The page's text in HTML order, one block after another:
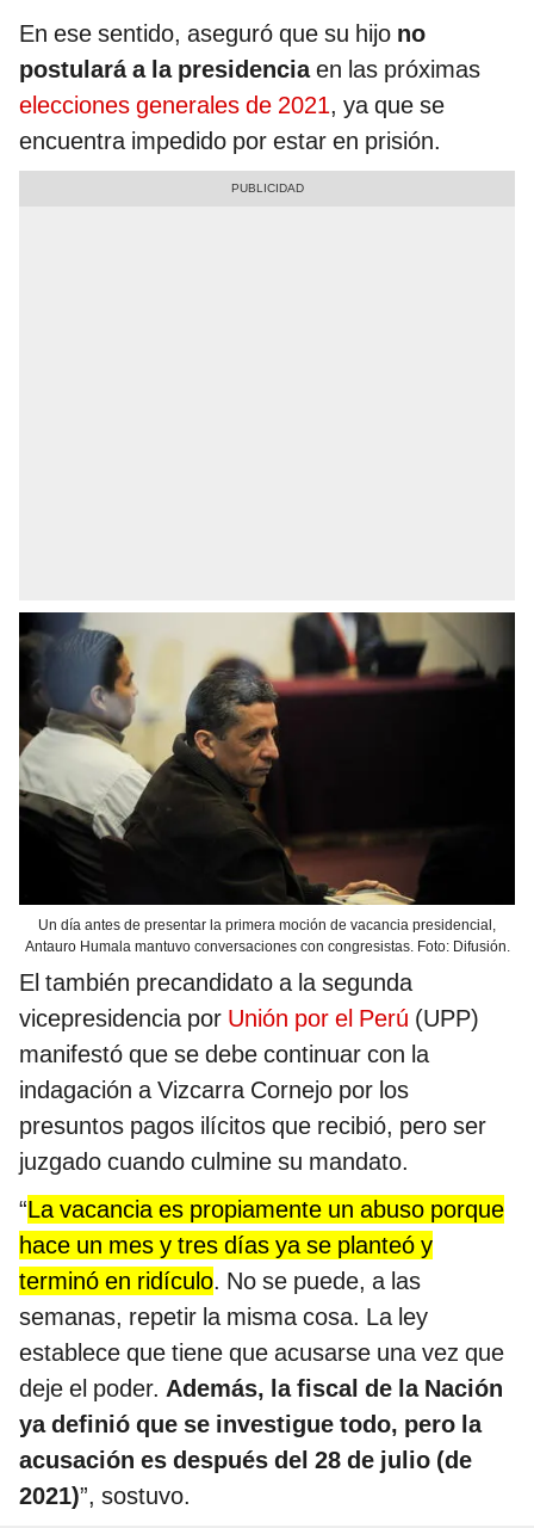
En ese sentido, aseguró que su hijo no
postulará a la presidenciaen las próximas
elecciones generales de 2021, ya que se
encuentra impedido por estar en prisión.
Un día antes de presentar la primera moción de vacancia presidencial,
Antauro Humala mantuvo conversaciones con congresistas. Foto: Difusión.
El también precandidato a la segunda
vicepresidencia por Unión por el Perú (UPP)
manifestó que se debe continuar con la
indagación a Vizcarra Cornejo por los
presuntos pagos ilícitos que recibió, pero ser
juzgado cuando culmine su mandato.
“La vacancia es propiamente un abuso porque
hace un mes y tres días ya se planteó y
terminó en ridículo. No se puede, a las
semanas, repetir la misma cosa. La ley
establece que tiene que acusarse una vez que
deje el poder. Además, la fiscal de la Nación
ya definió que se investigue todo, pero la
acusación es después del 28 de julio (de
2021)”, sostuvo.